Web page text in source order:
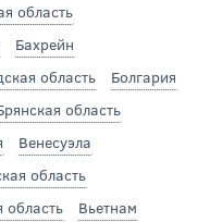
область
Бахрейн
область
Болгария
область
Венесуэла
область
область
Вьетнам